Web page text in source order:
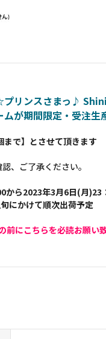
プリンスさまっ♪
が期間限定・受注生
で】とさせて頂きます
、ご了承ください。
ら2023年3月6日(月)23
にかけて順次出荷予定
前にこちらを必読お願い